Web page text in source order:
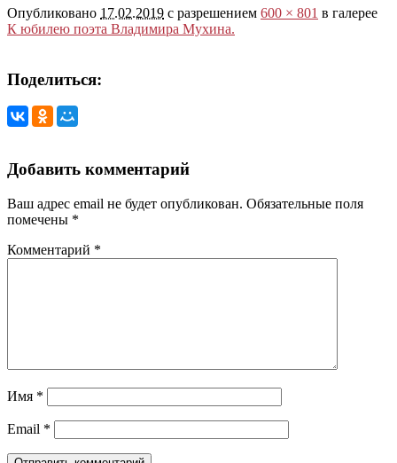
Опубликовано 17.02.2019 с разрешением 600 × 801 в галерее
К юбилею поэта Владимира Мухина.
Поделиться:
Добавить комментарий
Ваш адрес email не будет опубликован. Обязательные поля
помечены *
Комментарий *
Имя *
Email *